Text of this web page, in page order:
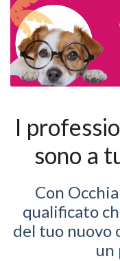
I
sono a
Con
qualificato
del tuo nuovo
un